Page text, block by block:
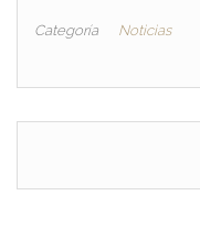
Categoría Noticias